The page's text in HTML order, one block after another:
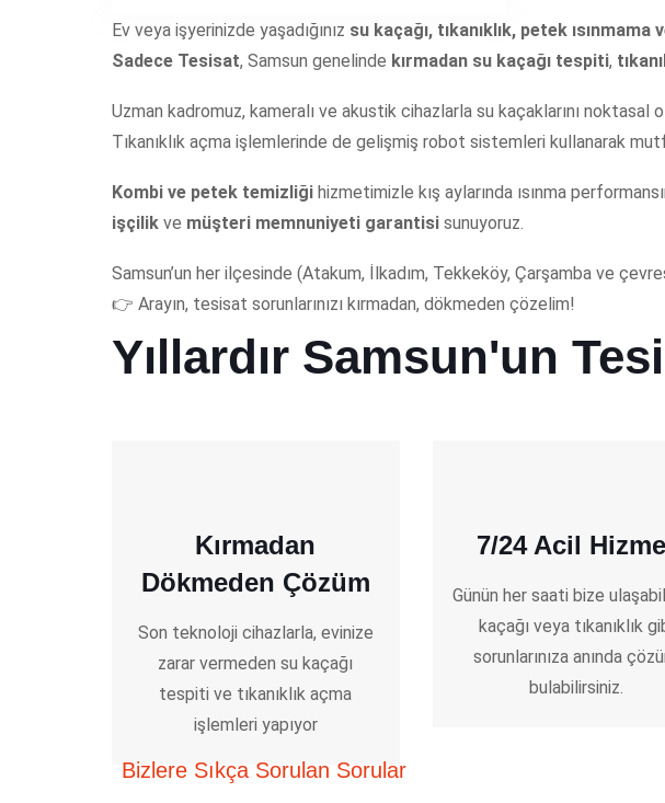
Ev veya işyerinizde yaşadığınız su kaçağı, tıkanıklık, petek ısınmama
Sadece Tesisat, Samsun genelinde kırmadan su kaçağı tespiti,
Uzman kadromuz, kameralı ve akustik cihazlarla su kaçaklarını
Tıkanıklık açma işlemlerinde de gelişmiş robot sistemleri kullanarak
Kombi ve petek temizliği hizmetimizle kış aylarında ısınma
işçilik ve müşteri memnuniyeti garantisi sunuyoruz.
Samsun’un her ilçesinde (Atakum, İlkadım, Tekkeköy, Çarşamba ve
👉 Arayın, tesisat sorunlarınızı kırmadan, dökmeden çözelim!
Yıllardır Samsun'un
Kırmadan
Dökmeden Çözüm
Son teknoloji cihazlarla, evinize
zarar vermeden su kaçağı
tespiti ve tıkanıklık açma
işlemleri yapıyor
7/24 Acil
Günün her saati bize
kaçağı veya tıkanıklık
sorunlarınıza anında
bulabilirsiniz.
Bizlere Sıkça Sorulan Sorular